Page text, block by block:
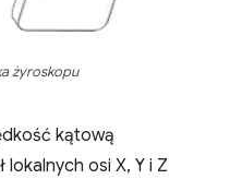
żyroskopu
kątową
osi X, Y i Z